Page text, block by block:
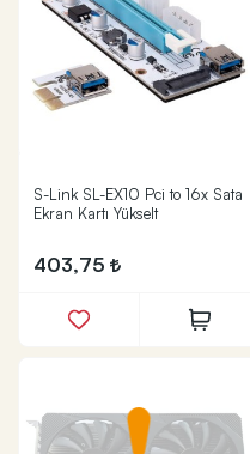
S-Link SL-EX10 Pci to 16x Sata
Ekran Kartı Yükselt
403,75